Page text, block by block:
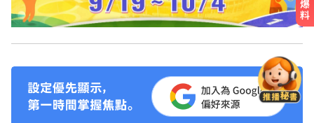
五角大廈再公開UFO檔案 飛官阿富
NBA／灰熊前鋒克拉克死因出爐 法
醫認定毒品意外